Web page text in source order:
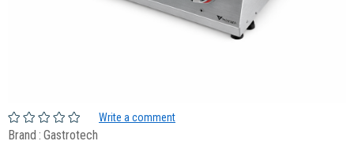
Write a comment
Brand : Gastrotech